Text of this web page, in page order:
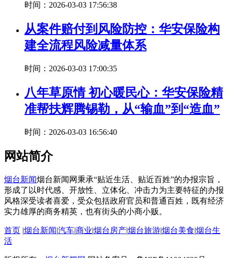
时间：2026-03-03 17:56:38
从案件赔付到风险防控：华安保险构
建全流程风险减量体系
时间：2026-03-03 17:00:35
八年草原情 初心暖民心：华安保险精
准帮扶辉腾锡勒，从“输血”到“造血”
时间：2026-03-03 16:56:40
网站简介
烟台新闻烟台新闻网秉承“贴近生活、贴近百姓”的办报宗旨，
形成了以时代感、开放性、立体化、冲击力为主要特征的办报
风格深受读者喜爱，受众包括政府官员和普通百姓，既有经济
实力雄厚的商务精英，也有街头的小商小贩。
首页 |烟台新闻|汽车|商业|烟台房产|烟台旅游|烟台美食|烟台生
活